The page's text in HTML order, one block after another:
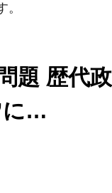
題 歴代政
に…